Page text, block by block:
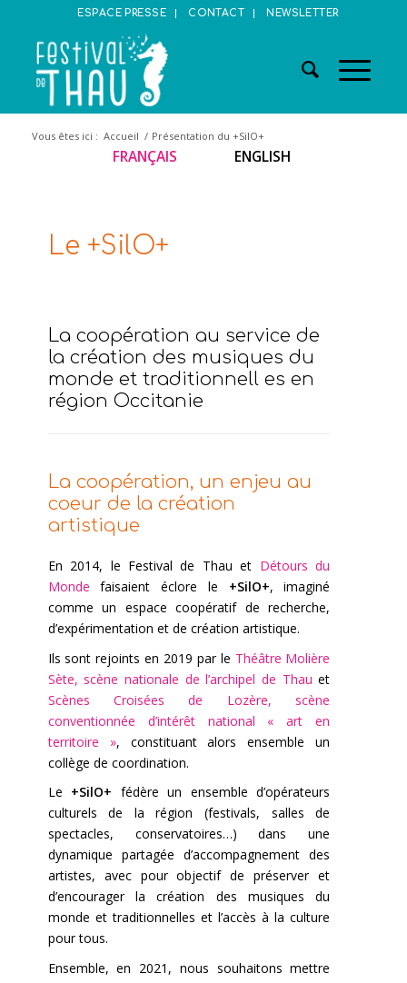
ESPACE PRESSE CONTACT NEWSLETTER
Vous êtes ici : Accueil / Présentation du +SilO+
FRANÇAIS ENGLISH
Le +SilO+
La coopération au service de
la création des musiques du
monde et traditionnell es en
région Occitanie
La coopération, un enjeu au
coeur de la création
artistique
En 2014, le Festival de Thau et Détours du
Monde faisaient éclore le +SilO+, imaginé
comme un espace coopératif de recherche,
d’expérimentation et de création artistique.
Ils sont rejoints en 2019 par le Théâtre Molière
Sète, scène nationale de l’archipel de Thau et
Scènes Croisées de Lozère, scène
conventionnée d’intérêt national « art en
territoire », constituant alors ensemble un
collège de coordination.
Le +SilO+ fédère un ensemble d’opérateurs
culturels de la région (festivals, salles de
spectacles, conservatoires…) dans une
dynamique partagée d’accompagnement des
artistes, avec pour objectif de préserver et
d’encourager la création des musiques du
monde et traditionnelles et l’accès à la culture
pour tous.
Ensemble, en 2021, nous souhaitons mettre